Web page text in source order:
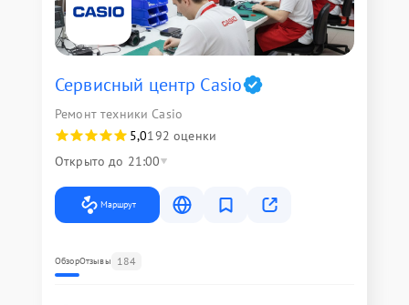
Сервисный центр Casio
Ремонт техники Casio
5,0192 оценки
Открыто до 21:00
Маршрут
ОбзорОтзывы 184